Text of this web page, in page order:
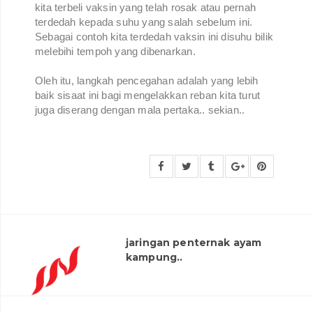
kita terbeli vaksin yang telah rosak atau pernah
terdedah kepada suhu yang salah sebelum ini.
Sebagai contoh kita terdedah vaksin ini disuhu bilik
melebihi tempoh yang dibenarkan.
Oleh itu, langkah pencegahan adalah yang lebih
baik sisaat ini bagi mengelakkan reban kita turut
juga diserang dengan mala pertaka.. sekian..
jaringan penternak ayam
kampung..